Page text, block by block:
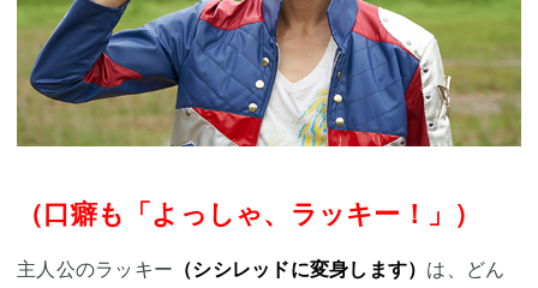
（口癖も「よっしゃ、ラッキー！」）
主人公のラッキー （シシレッドに変身します） は、どん